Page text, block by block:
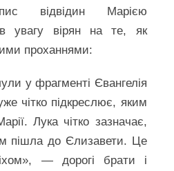
відвідин Марією
увагу вірян на те, як
проханнями:
у фрагменті Євангелія
чітко підкреслює, яким
Лука чітко зазначає,
пішла до Єлизавети. Це
— дорогі брати і